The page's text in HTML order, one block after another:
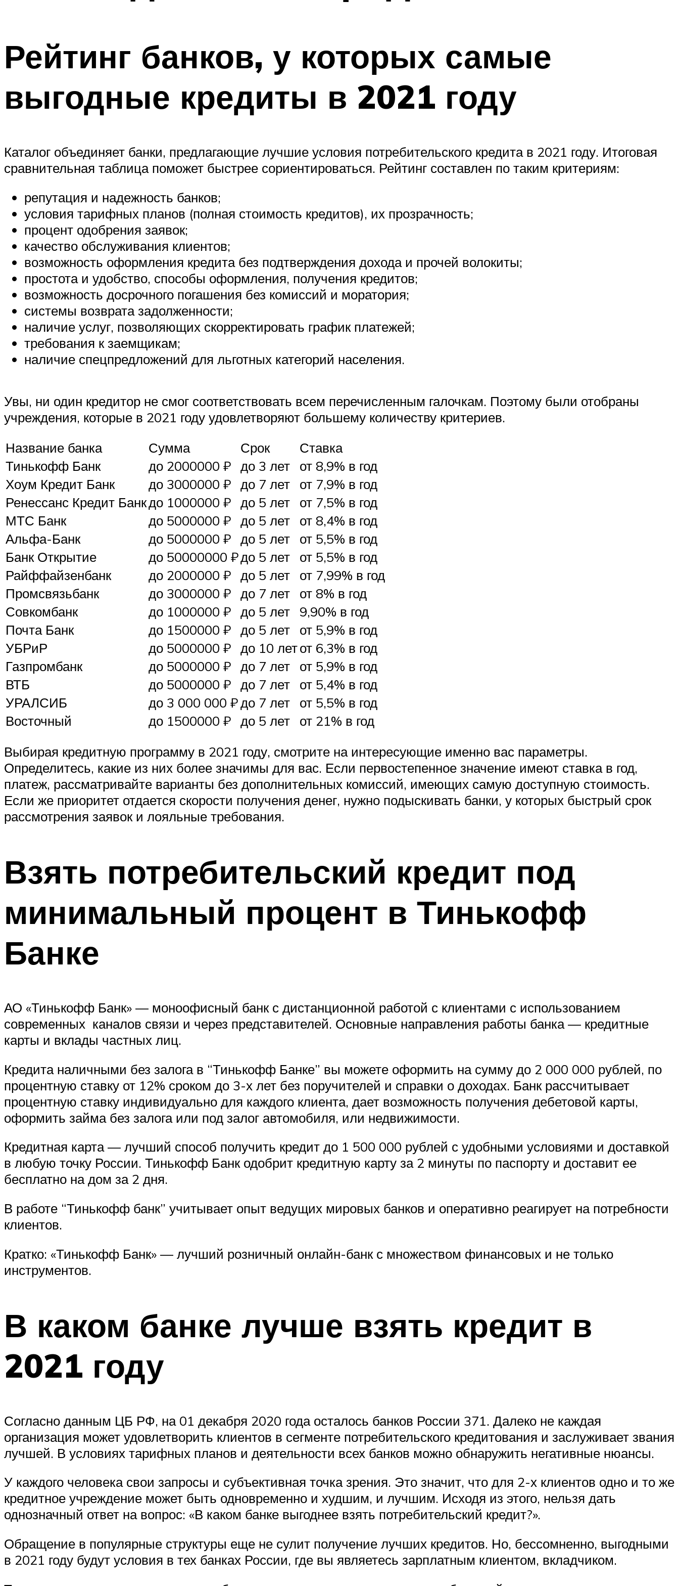
Рейтинг банков, у которых самые
выгодные кредиты в 2021 году
Каталог объединяет банки, предлагающие лучшие условия потребительского кредита в 2021 году. Итоговая
сравнительная таблица поможет быстрее сориентироваться. Рейтинг составлен по таким критериям:
репутация и надежность банков;
условия тарифных планов (полная стоимость кредитов), их прозрачность;
процент одобрения заявок;
качество обслуживания клиентов;
возможность оформления кредита без подтверждения дохода и прочей волокиты;
простота и удобство, способы оформления, получения кредитов;
возможность досрочного погашения без комиссий и моратория;
системы возврата задолженности;
наличие услуг, позволяющих скорректировать график платежей;
требования к заемщикам;
наличие спецпредложений для льготных категорий населения.
Увы, ни один кредитор не смог соответствовать всем перечисленным галочкам. Поэтому были отобраны
учреждения, которые в 2021 году удовлетворяют большему количеству критериев.
Название банка
Сумма Срок
Ставка
Тинькофф Банк
до 2000000 ₽ до 3 лет
от 8,9% в год
Хоум Кредит Банк
до 3000000 ₽ до 7 лет
от 7,9% в год
Ренессанс Кредит Банкдо 1000000 ₽ до 5 лет
от 7,5% в год
МТС Банк
до 5000000 ₽ до 5 лет
от 8,4% в год
Альфа-Банк
до 5000000 ₽ до 5 лет
от 5,5% в год
Банк Открытие
до 50000000 ₽до 5 лет
от 5,5% в год
Райффайзенбанк
до 2000000 ₽ до 5 лет
от 7,99% в год
Промсвязьбанк
до 3000000 ₽ до 7 лет
от 8% в год
Совкомбанк
до 1000000 ₽ до 5 лет
9,90% в год
Почта Банк
до 1500000 ₽ до 5 лет
от 5,9% в год
УБРиР
до 5000000 ₽ до 10 летот 6,3% в год
Газпромбанк
до 5000000 ₽ до 7 лет
от 5,9% в год
ВТБ
до 5000000 ₽ до 7 лет
от 5,4% в год
УРАЛСИБ
до 3 000 000 ₽до 7 лет
от 5,5% в год
Восточный
до 1500000 ₽ до 5 лет
от 21% в год
Выбирая кредитную программу в 2021 году, смотрите на интересующие именно вас параметры.
Определитесь, какие из них более значимы для вас. Если первостепенное значение имеют ставка в год,
платеж, рассматривайте варианты без дополнительных комиссий, имеющих самую доступную стоимость.
Если же приоритет отдается скорости получения денег, нужно подыскивать банки, у которых быстрый срок
рассмотрения заявок и лояльные требования.
Взять потребительский кредит под
минимальный процент в Тинькофф
Банке
АО «Тинькофф Банк» — моноофисный банк с дистанционной работой с клиентами с использованием
современных каналов связи и через представителей. Основные направления работы банка — кредитные
карты и вклады частных лиц.
Кредита наличными без залога в “Тинькофф Банке” вы можете оформить на сумму до 2 000 000 рублей, по
процентную ставку от 12% сроком до 3-х лет без поручителей и справки о доходах. Банк рассчитывает
процентную ставку индивидуально для каждого клиента, дает возможность получения дебетовой карты,
оформить займа без залога или под залог автомобиля, или недвижимости.
Кредитная карта — лучший способ получить кредит до 1 500 000 рублей с удобными условиями и доставкой
в любую точку России. Тинькофф Банк одобрит кредитную карту за 2 минуты по паспорту и доставит ее
бесплатно на дом за 2 дня.
В работе “Тинькофф банк” учитывает опыт ведущих мировых банков и оперативно реагирует на потребности
клиентов.
Кратко: «Тинькофф Банк» — лучший розничный онлайн-банк с множеством финансовых и не только
инструментов.
В каком банке лучше взять кредит в
2021 году
Согласно данным ЦБ РФ, на 01 декабря 2020 года осталось банков России 371. Далеко не каждая
организация может удовлетворить клиентов в сегменте потребительского кредитования и заслуживает звания
лучшей. В условиях тарифных планов и деятельности всех банков можно обнаружить негативные нюансы.
У каждого человека свои запросы и субъективная точка зрения. Это значит, что для 2-х клиентов одно и то же
кредитное учреждение может быть одновременно и худшим, и лучшим. Исходя из этого, нельзя дать
однозначный ответ на вопрос: «В каком банке выгоднее взять потребительский кредит?».
Обращение в популярные структуры еще не сулит получение лучших кредитов. Но, бессомненно, выгодными
в 2021 году будут условия в тех банках России, где вы являетесь зарплатным клиентом, вкладчиком.